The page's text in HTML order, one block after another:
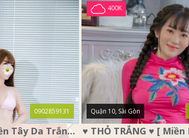
0902859131
Ái Vy Em Gái Miền Tây Da Trắng, Ngực To Chiều Như Người Yêu
400K
Quận 10, Sài Gòn